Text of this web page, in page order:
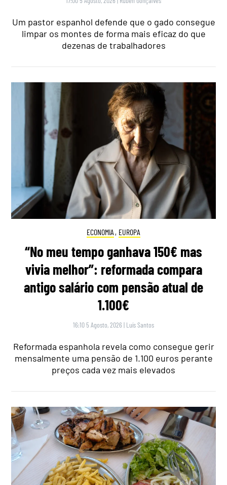
Um pastor espanhol defende que o gado consegue
limpar os montes de forma mais eficaz do que
dezenas de trabalhadores
ECONOMIA , EUROPA
“No meu tempo ganhava 150€ mas
vivia melhor”: reformada compara
antigo salário com pensão atual de
1.100€
16:10 5 Agosto, 2026 | Luís Santos
Reformada espanhola revela como consegue gerir
mensalmente uma pensão de 1.100 euros perante
preços cada vez mais elevados